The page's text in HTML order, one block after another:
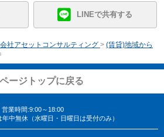
LINEで共有する
社アセットコンサルティング > (賃貸)地域から
ページトップに戻る
営業時間:9:00～18:00
中無休（水曜日・日曜日は受付のみ）